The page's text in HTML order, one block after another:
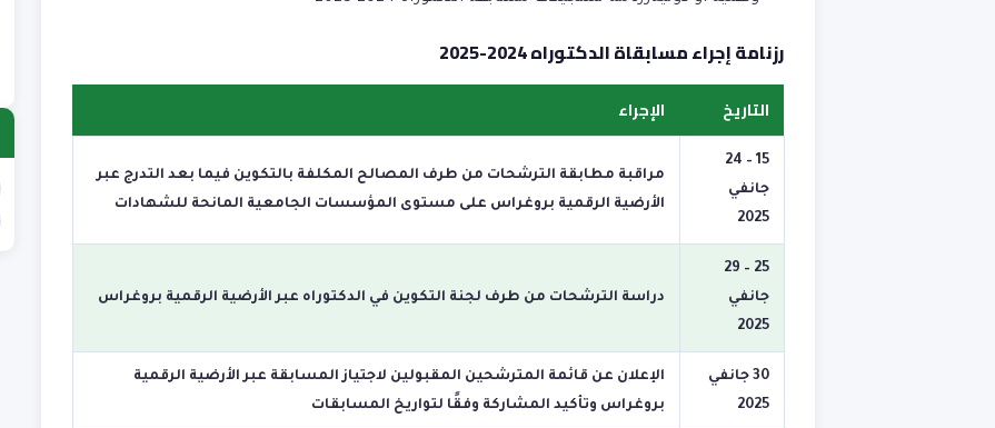
رزنامة إجراء مسابقاة الدكتوراه 2024-2025
التاريخ الإجراء
15 – 24
جانفي
2025
مراقبة مطابقة الترشحات من طرف المصالح المكلفة بالتكوين فيما بعد التدرج عبر
الأرضية الرقمية بروغراس على مستوى المؤسسات الجامعية المانحة للشهادات
25 – 29
جانفي
2025
دراسة الترشحات من طرف لجنة التكوين في الدكتوراه عبر الأرضية الرقمية بروغراس
30 جانفي
2025
الإعلان عن قائمة المترشحين المقبولين لاجتياز المسابقة عبر الأرضية الرقمية
بروغراس وتأكيد المشاركة وفقًا لتواريخ المسابقات